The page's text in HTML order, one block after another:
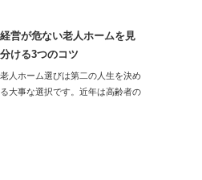
経営が危ない老人ホームを見
分ける3つのコツ
老人ホーム選びは第二の人生を決め
る大事な選択です。近年は高齢者の